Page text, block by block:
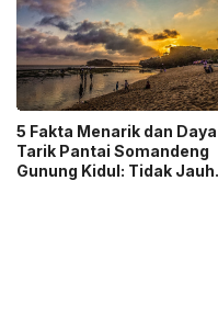
5 Fakta Menarik dan Daya
Tarik Pantai Somandeng
Gunung Kidul: Tidak Jauh